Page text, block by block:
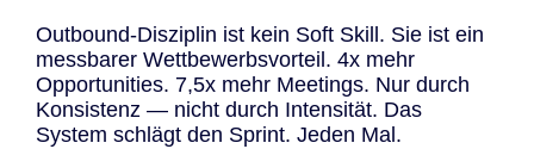
Outbound-Disziplin ist kein Soft Skill. Sie ist ein
messbarer Wettbewerbsvorteil. 4x mehr
Opportunities. 7,5x mehr Meetings. Nur durch
Konsistenz — nicht durch Intensität. Das
System schlägt den Sprint. Jeden Mal.